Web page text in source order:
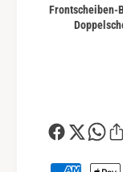
Frontscheiben-
Z